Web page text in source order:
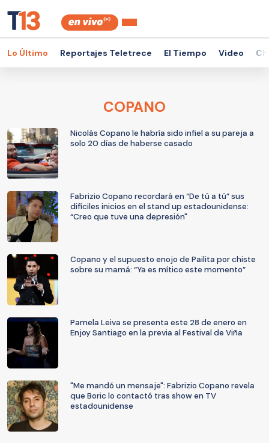
Lo Último Reportajes Teletrece El Tiempo Video
COPANO
Nicolás Copano le habría sido infiel a su pareja a
solo 20 días de haberse casado
Fabrizio Copano recordará en “De tú a tú” sus
difíciles inicios en el stand up estadounidense:
“Creo que tuve una depresión"
Copano y el supuesto enojo de Pailita por chiste
sobre su mamá: “Ya es mítico este momento”
Pamela Leiva se presenta este 28 de enero en
Enjoy Santiago en la previa al Festival de Viña
"Me mandó un mensaje": Fabrizio Copano revela
que Boric lo contactó tras show en TV
estadounidense